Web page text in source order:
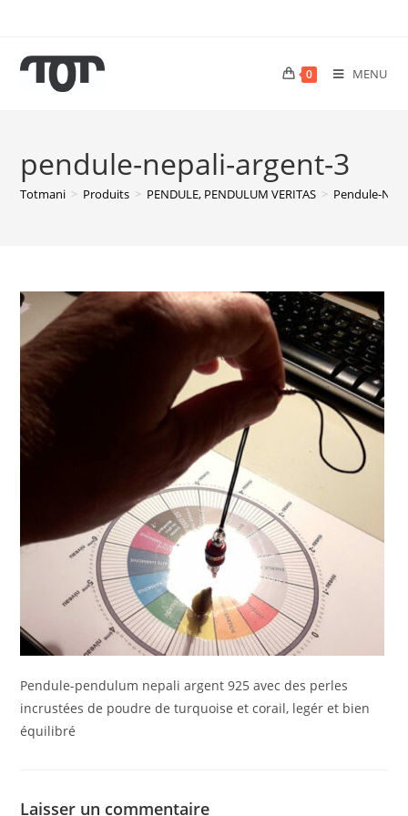
0 MENU
pendule-nepali-argent-3
Totmani > Produits > PENDULE, PENDULUM VERITAS > Pendule-
Pendule-pendulum nepali argent 925 avec des perles
incrustées de poudre de turquoise et corail, legér et bien
équilibré
Laisser un commentaire